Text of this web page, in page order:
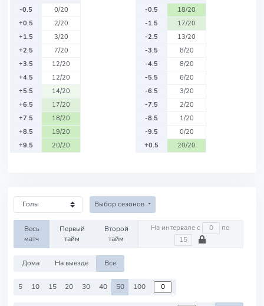
-0.5
0/20
+0.5
2/20
+1.5
3/20
+2.5
7/20
+3.5
12/20
+4.5
12/20
+5.5
14/20
+6.5
17/20
+7.5
18/20
+8.5
19/20
+9.5
20/20
-0.5
18/20
-1.5
17/20
-2.5
13/20
-3.5
8/20
-4.5
8/20
-5.5
6/20
-6.5
3/20
-7.5
2/20
-8.5
1/20
-9.5
0/20
+0.5
20/20
Выбор сезонов
Весь
матч
Первый
тайм
Второй
тайм
На интервале с по
Дома На выезде Все
5 10 15 20 30 40 50 100